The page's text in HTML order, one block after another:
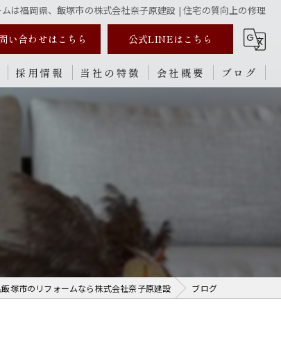
ムは福岡県、飯塚市の株式会社奈子原建設 | 住宅の質向上の修理
い合わせはこちら 公式LINEはこちら
採用情報 当社の特徴
内装
外装
会社概要 ブログ
塚市のリフォームなら株式会社奈子原建設 ブログ